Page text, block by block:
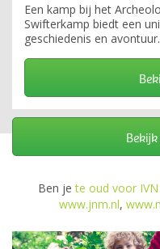
Een kamp bij het
Swifterkamp biedt een
geschiedenis en
Ben jete oud voor
www.jnm.nl,